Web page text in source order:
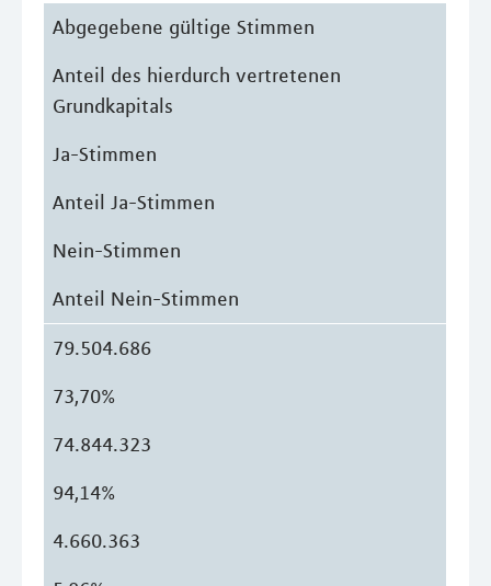
Abgegebene gültige Stimmen
Anteil des hierdurch vertretenen
Grundkapitals
Ja-Stimmen
Anteil Ja-Stimmen
Nein-Stimmen
Anteil Nein-Stimmen
79.504.686
73,70%
74.844.323
94,14%
4.660.363